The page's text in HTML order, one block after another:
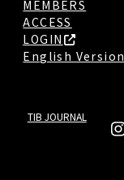
MEMBERS
ACCESS
LOGIN
English Version
TIB JOURNAL